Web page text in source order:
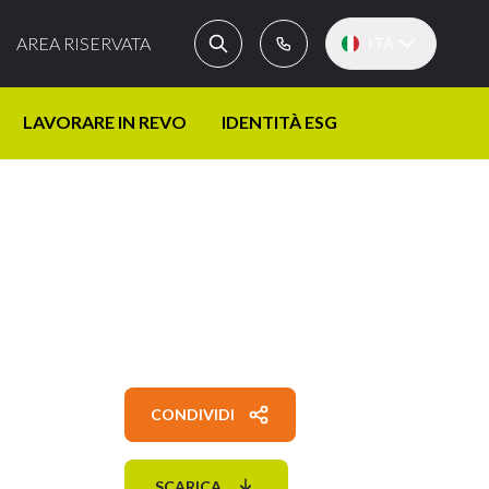
AREA RISERVATA
LAVORARE IN REVO IDENTITÀ ESG
CONDIVIDI